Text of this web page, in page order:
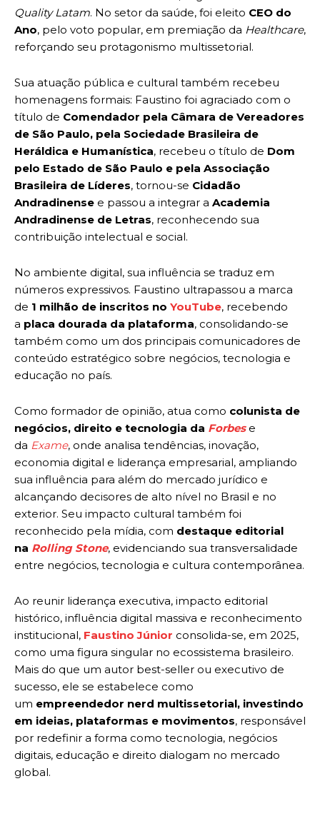
Quality Latam. No setor da saúde, foi eleito CEO do
Ano, pelo voto popular, em premiação da Healthcare,
reforçando seu protagonismo multissetorial.
Sua atuação pública e cultural também recebeu
homenagens formais: Faustino foi agraciado com o
título de Comendador pela Câmara de Vereadores
de São Paulo, pela Sociedade Brasileira de
Heráldica e Humanística, recebeu o título de Dom
pelo Estado de São Paulo e pela Associação
Brasileira de Líderes, tornou-se Cidadão
Andradinense e passou a integrar a Academia
Andradinense de Letras, reconhecendo sua
contribuição intelectual e social.
No ambiente digital, sua influência se traduz em
números expressivos. Faustino ultrapassou a marca
de 1 milhão de inscritos no YouTube, recebendo
a placa dourada da plataforma, consolidando-se
também como um dos principais comunicadores de
conteúdo estratégico sobre negócios, tecnologia e
educação no país.
Como formador de opinião, atua como colunista de
negócios, direito e tecnologia da Forbese
da Exame, onde analisa tendências, inovação,
economia digital e liderança empresarial, ampliando
sua influência para além do mercado jurídico e
alcançando decisores de alto nível no Brasil e no
exterior. Seu impacto cultural também foi
reconhecido pela mídia, com destaque editorial
na Rolling Stone, evidenciando sua transversalidade
entre negócios, tecnologia e cultura contemporânea.
Ao reunir liderança executiva, impacto editorial
histórico, influência digital massiva e reconhecimento
institucional, Faustino Júnior consolida-se, em 2025,
como uma figura singular no ecossistema brasileiro.
Mais do que um autor best-seller ou executivo de
sucesso, ele se estabelece como
um empreendedor nerd multissetorial, investindo
em ideias, plataformas e movimentos, responsável
por redefinir a forma como tecnologia, negócios
digitais, educação e direito dialogam no mercado
global.